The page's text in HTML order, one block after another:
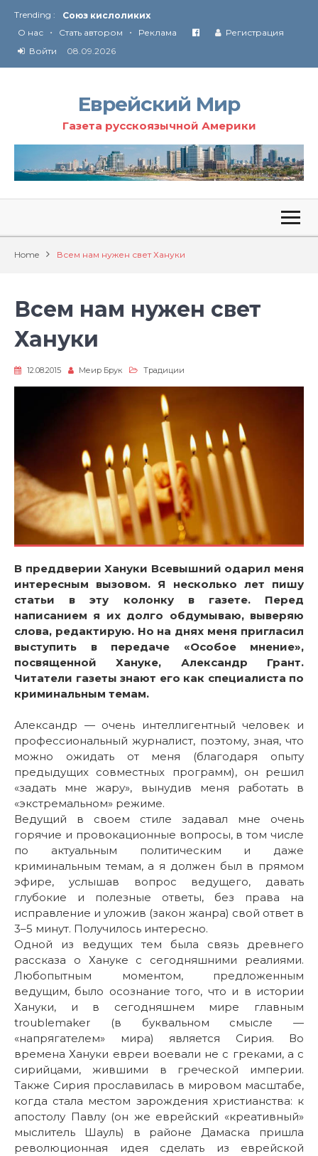
Trending :
Соглашение США с Ираном
Технология Революции в Иране
От Ирана до Ливана и Газы
О нас • Стать автором • Реклама
Регистрация
Войти
08.09.2026
Еврейский Мир
Газета русскоязычной Америки
Home Всем нам нужен свет Хануки
Всем нам нужен свет
Хануки
12.08.2015 Меир Брук Традиции
В преддверии Хануки Всевышний одарил меня
интересным вызовом. Я несколько лет пишу
статьи в эту колонку в газете. Перед
написанием я их долго обдумываю, выверяю
слова, редактирую. Но на днях меня пригласил
выступить в передаче «Особое мнение»,
посвященной Хануке, Александр Грант.
Читатели газеты знают его как специалиста по
криминальным темам.
Александр — очень интеллигентный человек и
профессиональный журналист, поэтому, зная, что
можно ожидать от меня (благодаря опыту
предыдущих совместных программ), он решил
«задать мне жару», вынудив меня работать в
«экстремальном» режиме.
Ведущий в своем стиле задавал мне очень
горячие и провокационные вопросы, в том числе
по актуальным политическим и даже
криминальным темам, а я должен был в прямом
эфире, услышав вопрос ведущего, давать
глубокие и полезные ответы, без права на
исправление и уложив (закон жанра) свой ответ в
3–5 минут. Получилось интересно.
Одной из ведущих тем была связь древнего
рассказа о Хануке с сегодняшними реалиями.
Любопытным моментом, предложенным
ведущим, было осознание того, что и в истории
Хануки, и в сегодняшнем мире главным
troublemaker (в буквальном смысле —
«напрягателем» мира) является Сирия. Во
времена Хануки евреи воевали не с греками, а с
сирийцами, жившими в греческой империи.
Также Сирия прославилась в мировом масштабе,
когда стала местом зарождения христианства: к
апостолу Павлу (он же еврейский «креативный»
мыслитель Шауль) в районе Дамаска пришла
революционная идея сделать из еврейской